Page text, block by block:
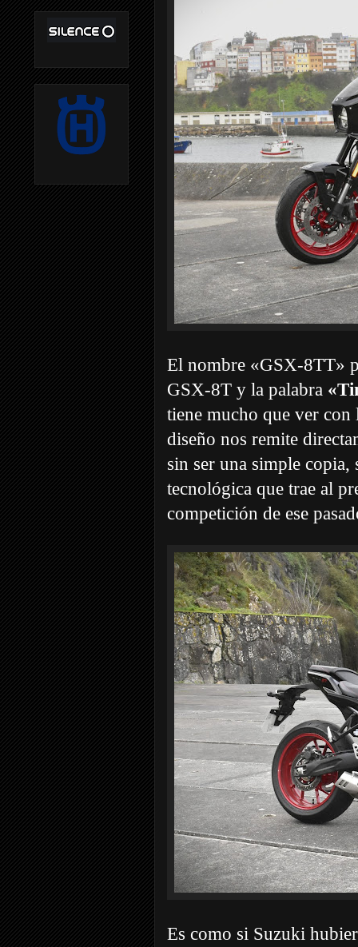
El nombre «GSX-8TT»
GSX-8T y la palabra
tiene mucho que ver
diseño nos remite
sin ser una simple
tecnológica que trae al
competición de ese
Es como si Suzuki